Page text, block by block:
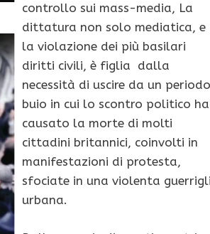
controllo sui mass-media, La
dittatura non solo mediatica, e
la violazione dei più basilari
diritti civili, è figlia dalla
necessità di uscire da un periodo
buio in cui lo scontro politico ha
causato la morte di molti
cittadini britannici, coinvolti in
manifestazioni di protesta,
sfociate in una violenta
urbana.